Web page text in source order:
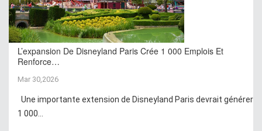
L’expansion De Disneyland Paris Crée 1 000 Emplois Et
Renforce…
Mar 30,2026
Une importante extension de Disneyland Paris devrait générer
1 000...